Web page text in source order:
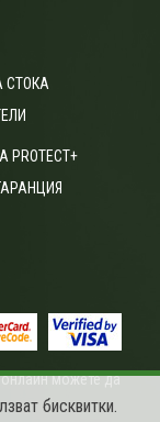
СТОКА
можете да
бисквитки.